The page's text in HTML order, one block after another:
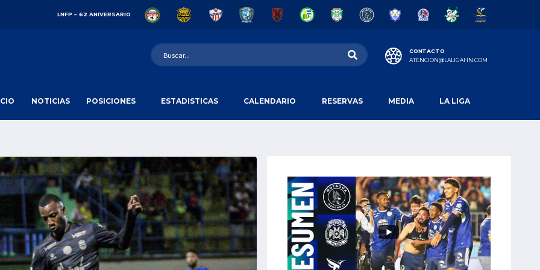
LNFP – 62 ANIVERSARIO
CONTACTO
ATENCION@LALIGAHN.COM
NOTICIAS POSICIONES ESTADISTICAS CALENDARIO RESERVAS MEDIA LA LIGA